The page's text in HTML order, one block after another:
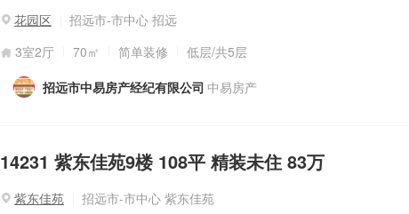
花园区
招远市-市中心 招远
3室2厅
70㎡ 简单装修 低层/共5层
招远市中易房产经纪有限公司 中易房产
14231 紫东佳苑9楼 108平 精装未住 83万
紫东佳苑
招远市-市中心 紫东佳苑